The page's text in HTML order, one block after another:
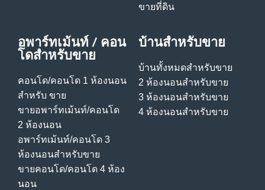
ขายที่ดิน
อพาร์ทเม้นท์ / คอน
โดสําหรับขาย
คอนโด/คอนโด 1 ห้องนอน
สําหรับ ขาย
ขายอพาร์ทเม้นท์/คอนโด
2 ห้องนอน
อพาร์ทเม้นท์/คอนโด 3
ห้องนอนสําหรับขาย
ขายคอนโด/คอนโด 4 ห้อง
นอน
บ้านสําหรับขาย
บ้านทั้งหมดสําหรับขาย
2 ห้องนอนสําหรับขาย
3 ห้องนอนสําหรับขาย
4 ห้องนอนสําหรับขาย